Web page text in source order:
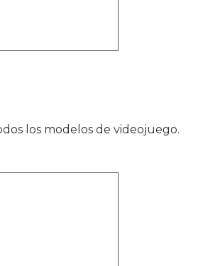
los modelos de videojuego.